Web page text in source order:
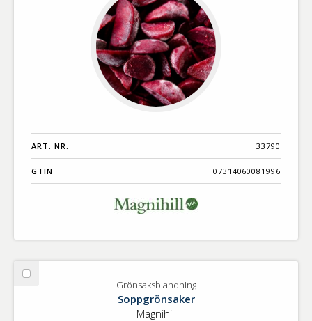
ART. NR. 33790
GTIN 07314060081996
Välj
Grönsaksblandning
Soppgrönsaker
Magnihill